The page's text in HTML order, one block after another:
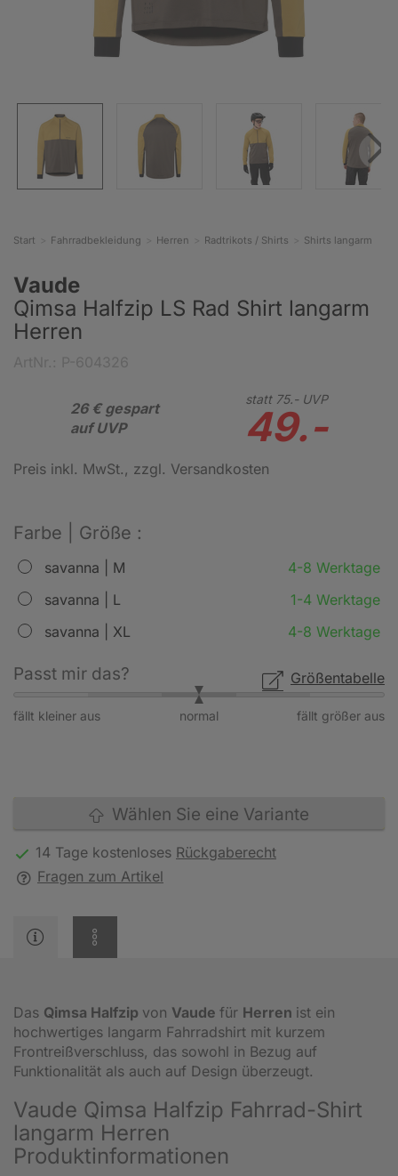
Start Fahrradbekleidung Herren Radtrikots / Shirts Shirts langarm
Vaude
Qimsa Halfzip LS Rad Shirt langarm
Herren
26 € gespart
auf UVP
statt 75.-UVP
49.-
Preis inkl. MwSt., zzgl. Versandkosten
Farbe | Größe :
savanna | M
4-8 Werktage
savanna | L
1-4 Werktage
savanna | XL
4-8 Werktage
Größentabelle
Passt mir das?
fällt kleiner aus fällt größer aus
normal
Wählen Sie eine Variante
14 Tage kostenloses Rückgaberecht
Fragen zum Artikel
Das Qimsa Halfzip von Vaude für Herren ist ein
hochwertiges langarm Fahrradshirt mit kurzem
Frontreißverschluss, das sowohl in Bezug auf
Funktionalität als auch auf Design überzeugt.
Vaude Qimsa Halfzip Fahrrad-Shirt
langarm Herren
Produktinformationen